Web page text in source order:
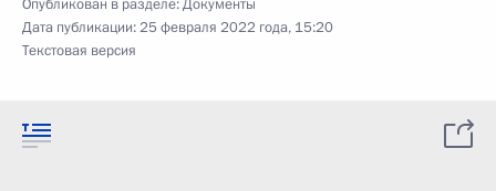
Опубликован в разделе:Документы
Дата публикации:25 февраля 2022 года, 15:20
Текстовая версия